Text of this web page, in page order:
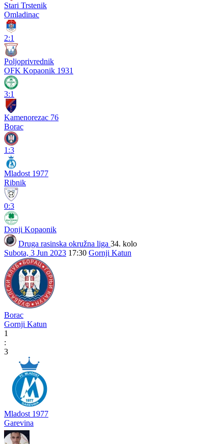
Stari Trstenik
Omladinac
2:1
Poljoprivrednik
OFK Kopaonik 1931
3:1
Kamenorezac 76
Borac
1:3
Mladost 1977
Ribnik
0:3
Donji Kopaonik
Druga rasinska okružna liga 34. kolo
Subota, 3 Jun 2023 17:30 Gornji Katun
Borac
Gornji Katun
1
:
3
Mladost 1977
Garevina